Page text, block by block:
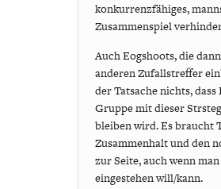
konkurrenzfähiges,
Zusammenspiel
Auch Eogshoots, die
anderen Zufallstreffer
der Tatsache nichts,
Gruppe mit dieser
bleiben wird. Es braucht
Zusammenhalt und den
zur Seite, auch wenn
eingestehen will/kann.